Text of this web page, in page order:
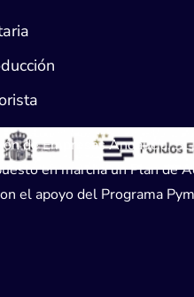
de Empresas Andaucía,
en marcha un Plan
el apoyo del Programa